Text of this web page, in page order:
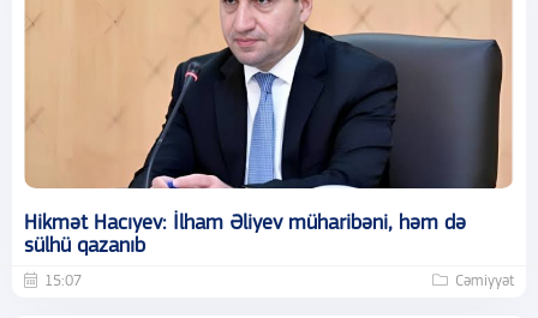
Hikmət Hacıyev: İlham Əliyev müharibəni, həm də
sülhü qazanıb
15:07 Cəmiyyət